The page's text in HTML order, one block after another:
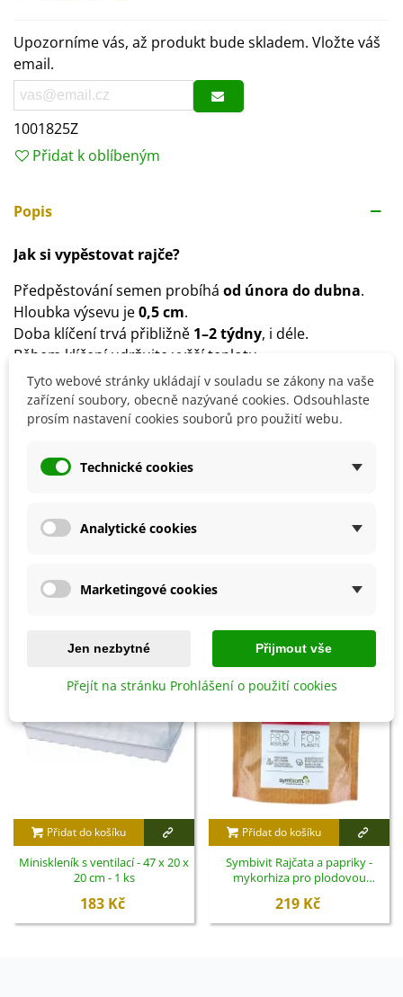
Upozorníme vás, až produkt bude skladem. Vložte váš
email.
1001825Z
Přidat k oblíbeným
Popis
Jak si vypěstovat rajče?
Předpěstování semen probíhá od února do dubna.
Hloubka výsevu je0,5 cm.
Doba klíčení trvá přibližně 1–2 týdny, i déle.
Během klíčení udržujte vyšší teplotu.
Od poloviny května lze rostliny přemístit ven do
sponu80 x 50 cm .
Stanoviště volímeteplé, slunečné, dobře chráněné.
Důležitá je pravidelná závlaha a přihnojování.
Detaily produktu
SOUVISEJÍCÍ PRODUKTY
Přidat do košíku
Miniskleník s ventilací - 47 x 20 x
20 cm - 1 ks
183 Kč
Přidat do košíku
Symbivit Rajčata a papriky -
mykorhiza pro plodovou
219 Kč
Tyto webové stránky ukládají v souladu se zákony na vaše
zařízení soubory, obecně nazývané cookies. Odsouhlaste
prosím nastavení cookies souborů pro použití webu.
Technické cookies
Analytické cookies
Marketingové cookies
Jen nezbytné Přijmout vše
Přejít na stránku Prohlášení o použití cookies